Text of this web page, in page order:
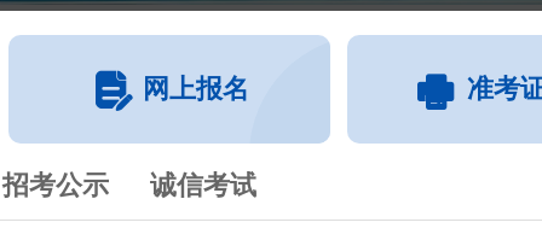
网上报名 准考
招考公示 诚信考试